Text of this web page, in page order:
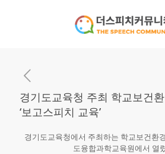
경기도교육청 주최 학교보건
‘보고스피치 교육’
경기도교육청에서 주최하는 학교보건환
도융합과학교육원에서 열